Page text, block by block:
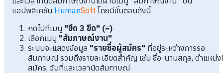
แอปพลิเคชัน HumanSoft โดยมีขั้นตอนดังนี้
กดไปที่เมนู "ขีด 3 ขีด" (≡)
เลือกเมนู "สัมภาษณ์งาน"
ระบบจะแสดงข้อมูล "รายชื่อผู้สมัคร" ที่อยู่ระหว่างการรอ
สัมภาษณ์ รวมถึงรายละเอียดสำคัญ เช่น ชื่อ-นามสกุล, ตำแหน่
สมัคร, วันที่และเวลานัดสัมภาษณ์